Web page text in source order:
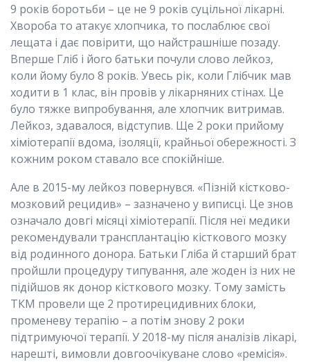
9 років боротьби – це не 9 років суцільної лікарні.
Хвороба то атакує хлопчика, то послаблює свої
лещата і дає повірити, що найстрашніше позаду.
Вперше Гліб і його батьки почули слово лейкоз,
коли йому було 8 років. Увесь рік, коли Глібчик мав
ходити в 1 клас, він провів у лікарняних стінах. Це
було тяжке випробування, але хлопчик витримав.
Лейкоз, здавалося, відступив. Ще 2 роки прийому
хіміотерапії вдома, ізоляції, крайньої обережності. З
кожним роком ставало все спокійніше.
Але в 2015-му лейкоз повернувся. «Пізній кістково-
мозковий рецидив» – зазначено у виписці. Це знов
означало довгі місяці хіміотерапії. Після неї медики
рекомендували трансплантацію кісткового мозку
від родинного донора. Батьки Гліба й старший брат
пройшли процедуру типування, але жоден із них не
підійшов як донор кісткового мозку. Тому замість
ТКМ провели ще 2 протирецидивних блоки,
променеву терапію – а потім знову 2 роки
підтримуючої терапії. У 2018-му після аналізів лікарі,
нарешті, вимовли довгоочікуване слово «ремісія».